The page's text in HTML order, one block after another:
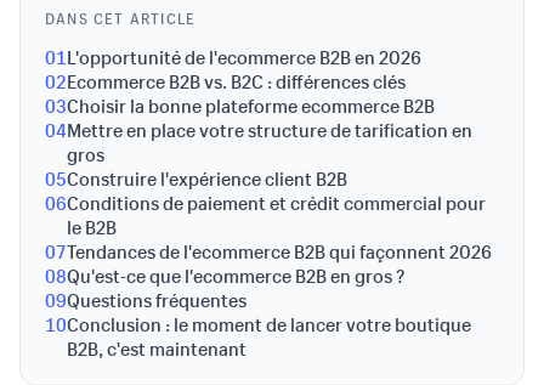
DANS CET ARTICLE
01L'opportunité de l'ecommerce B2B en 2026
02Ecommerce B2B vs. B2C : différences clés
03Choisir la bonne plateforme ecommerce B2B
04Mettre en place votre structure de tarification en
gros
05Construire l'expérience client B2B
06Conditions de paiement et crédit commercial pour
le B2B
07Tendances de l'ecommerce B2B qui façonnent 2026
08Qu'est-ce que l'ecommerce B2B en gros ?
09Questions fréquentes
10Conclusion : le moment de lancer votre boutique
B2B, c'est maintenant